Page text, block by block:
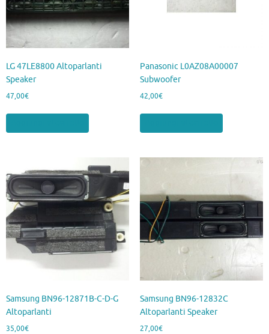
LG 47LE8800 Altoparlanti
Speaker
47,00€
Panasonic L0AZ08A00007
Subwoofer
42,00€
Samsung BN96-12871B-C-D-G
Altoparlanti
35,00€
Samsung BN96-12832C
Altoparlanti Speaker
27,00€